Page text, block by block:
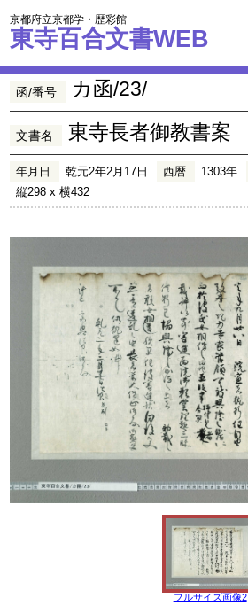
京都府立京都学・歴彩館
東寺百合文書WEB
函/番号 カ函/23/
文書名 東寺長者御教書案
年月日 乾元2年2月17日 西暦 1303年
縦298 x 横432
フルサイズ画像2